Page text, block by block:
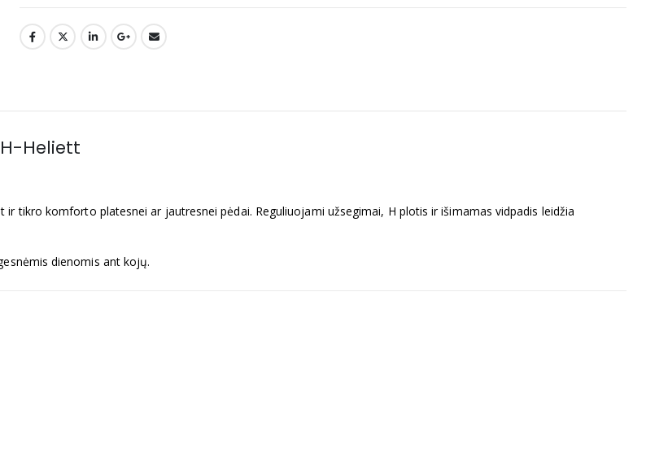
Heliett
tikro komforto platesnei ar jautresnei pėdai. Reguliuojami užsegimai, H plotis ir išimamas vidpadis leidžia
dienomis ant kojų.